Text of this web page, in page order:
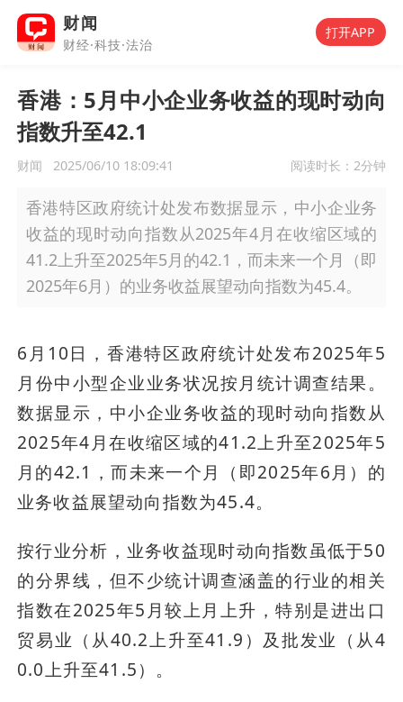
财闻
财经·科技·法治
打开APP
香港：5月中小企业务收益的现时动向
指数升至42.1
财闻 2025/06/10 18:09:41 阅读时长： 2分钟
香港特区政府统计处发布数据显示，中小企业务
收益的现时动向指数从2025年4月在收缩区域的
41.2上升至2025年5月的42.1，而未来一个月（即
2025年6月）的业务收益展望动向指数为45.4。
6月10日，香港特区政府统计处发布2025年5
月份中小型企业业务状况按月统计调查结果。
数据显示，中小企业务收益的现时动向指数从
2025年4月在收缩区域的41.2上升至2025年5
月的42.1，而未来一个月（即2025年6月）的
业务收益展望动向指数为45.4。
按行业分析，业务收益现时动向指数虽低于50
的分界线，但不少统计调查涵盖的行业的相关
指数在2025年5月较上月上升，特别是进出口
贸易业（从40.2上升至41.9）及批发业（从4
0.0上升至41.5）。